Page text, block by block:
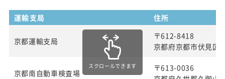
運輸支局 住所
京都運輸支局
〒612-8418
京都府京都市伏見区
京都南自動車検査場
〒613-0036
スクロールできます